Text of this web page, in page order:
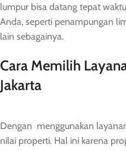
lumpur bisa datang tepat
Anda, seperti penampungan
lain sebagainya.
Cara Memilih
Jakarta
Dengan menggunakan
nilai properti. Hal ini karena